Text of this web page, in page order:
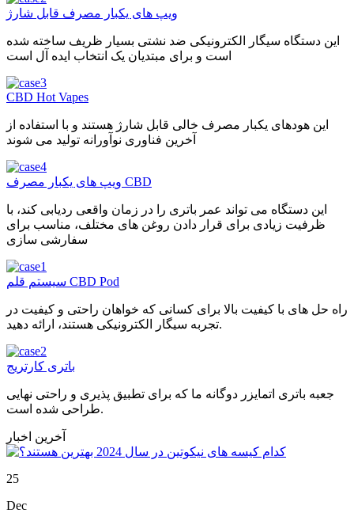
ویپ های یکبار مصرف قابل شارژ
این دستگاه سیگار الکترونیکی ضد نشتی بسیار ظریف ساخته شده
است و برای مبتدیان یک انتخاب ایده آل است
CBD Hot Vapes
این هودهای یکبار مصرف خالی قابل شارژ هستند و با استفاده از
آخرین فناوری نوآورانه تولید می شوند
ویپ های یکبار مصرف CBD
این دستگاه می تواند عمر باتری را در زمان واقعی ردیابی کند، با
ظرفیت زیادی برای قرار دادن روغن های مختلف، مناسب برای
سفارشی سازی
سیستم قلم CBD Pod
راه حل های با کیفیت بالا برای کسانی که خواهان راحتی و کیفیت در
تجربه سیگار الکترونیکی هستند، ارائه دهید.
باتری کارتریج
جعبه باتری اتمایزر دوگانه ما که برای تطبیق پذیری و راحتی نهایی
طراحی شده است.
آخرین اخبار
25
Dec